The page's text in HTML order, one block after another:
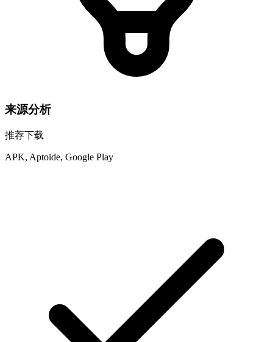
来源分析
推荐下载
APK, Aptoide, Google Play